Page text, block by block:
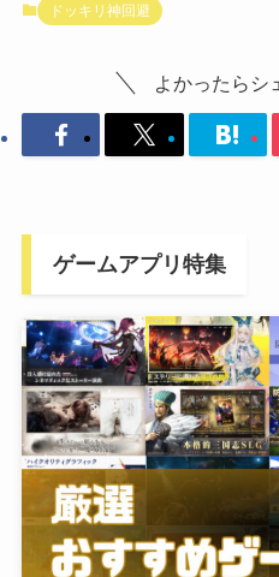
ドッキリ神回避
よかったらシ
ゲームアプリ特集